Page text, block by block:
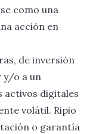
como una
acción en
de inversión
y/o a un
activos digitales
volátil. Ripio
o garantía